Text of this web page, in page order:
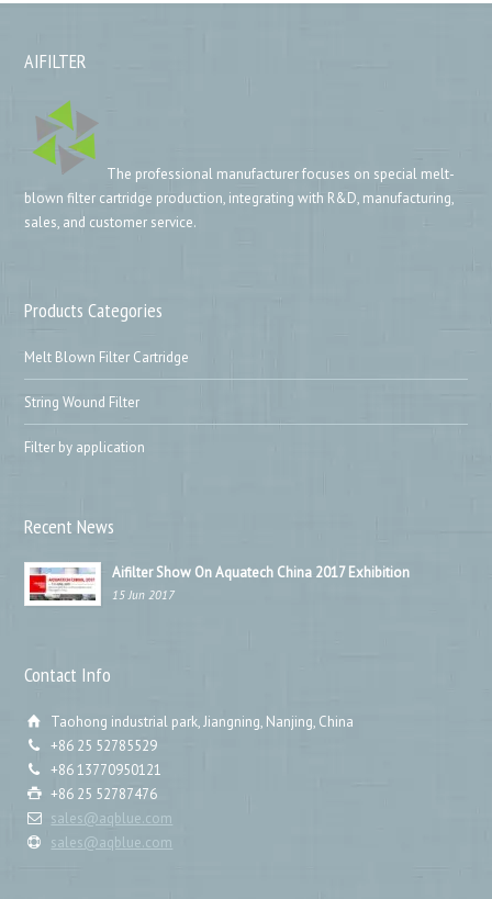
AIFILTER
The professional manufacturer focuses on special melt-
blown filter cartridge production, integrating with R&D, manufacturing,
sales, and customer service.
Products Categories
Melt Blown Filter Cartridge
String Wound Filter
Filter by application
Recent News
Aifilter Show On Aquatech China 2017 Exhibition
15 Jun 2017
Contact Info
Taohong industrial park, Jiangning, Nanjing, China
+86 25 52785529
+86 13770950121
+86 25 52787476
sales@aqblue.com
sales@aqblue.com